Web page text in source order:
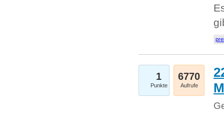
1
Punkte
6770
Aufrufe